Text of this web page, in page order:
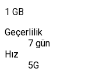
1 GB
Geçerlilik
7 gün
Hız
5G